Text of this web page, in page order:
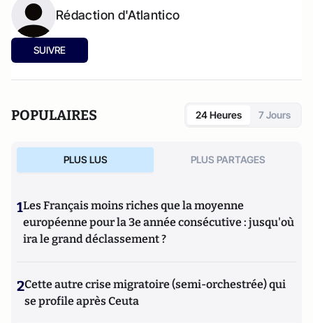
Rédaction d'Atlantico
SUIVRE
POPULAIRES 24 Heures 7 Jours
PLUS LUS PLUS PARTAGES
1Les Français moins riches que la moyenne
européenne pour la 3e année consécutive : jusqu'où
ira le grand déclassement ?
2Cette autre crise migratoire (semi-orchestrée) qui
se profile après Ceuta